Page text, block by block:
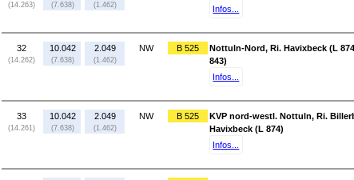
(14.263) (7.638) (1.462)
Infos...
32
(14.262)
10.042
(7.638)
2.049
(1.462)
NW B 525
Nottuln-Nord, Ri. Havixbeck (L
843)
Infos...
33
(14.261)
10.042
(7.638)
2.049
(1.462)
NW B 525
KVP nord-westl. Nottuln, Ri.
Havixbeck (L 874)
Infos...